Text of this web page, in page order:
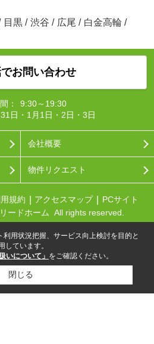
目黒 / 渋谷 / 広尾 / 白金高輪 /
お問い合わせ
：
9:30～19:30
日・1月1日・2日・3日
会社概要
物件リクエスト
規約 アクセスマップ
PCサイト
ードホーム All rights reserved.
用状況把握、サービス向上検討を目的と
しています。
いについて」 をご確認ください。
閉じる